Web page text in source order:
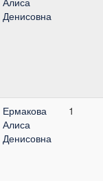
Денисовна
Ермакова
Алиса
Денисовна
1